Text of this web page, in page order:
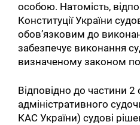
особою. Натомість,
Конституції України
обов’язковим до
забезпечує виконання
визначеному законом
Відповідно до частини 2
адміністративного
КАС України) судові